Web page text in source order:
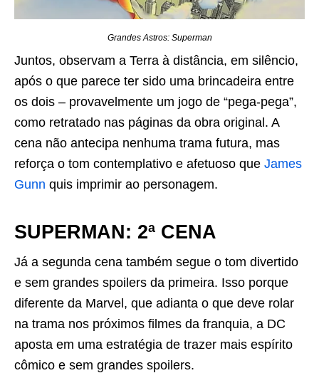
Grandes Astros: Superman
Juntos, observam a Terra à distância, em silêncio,
após o que parece ter sido uma brincadeira entre
os dois – provavelmente um jogo de “pega-pega”,
como retratado nas páginas da obra original. A
cena não antecipa nenhuma trama futura, mas
reforça o tom contemplativo e afetuoso que James
Gunn quis imprimir ao personagem.
SUPERMAN: 2ª CENA
Já a segunda cena também segue o tom divertido
e sem grandes spoilers da primeira. Isso porque
diferente da Marvel, que adianta o que deve rolar
na trama nos próximos filmes da franquia, a DC
aposta em uma estratégia de trazer mais espírito
cômico e sem grandes spoilers.